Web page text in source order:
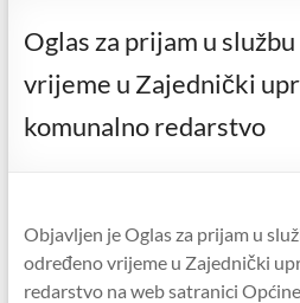
mrežna
stranica
Oglas za prijam u
vrijeme u Zajednički
komunalno redarstvo
Objavljen je Oglas za prijam u
određeno vrijeme u Zajednički
redarstvo na web satranici